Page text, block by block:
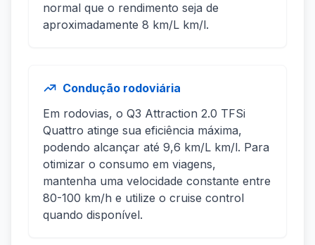
normal que o rendimento seja de
aproximadamente 8 km/L km/l.
Condução rodoviária
Em rodovias, o Q3 Attraction 2.0 TFSi
Quattro atinge sua eficiência máxima,
podendo alcançar até 9,6 km/L km/l. Para
otimizar o consumo em viagens,
mantenha uma velocidade constante entre
80-100 km/h e utilize o cruise control
quando disponível.